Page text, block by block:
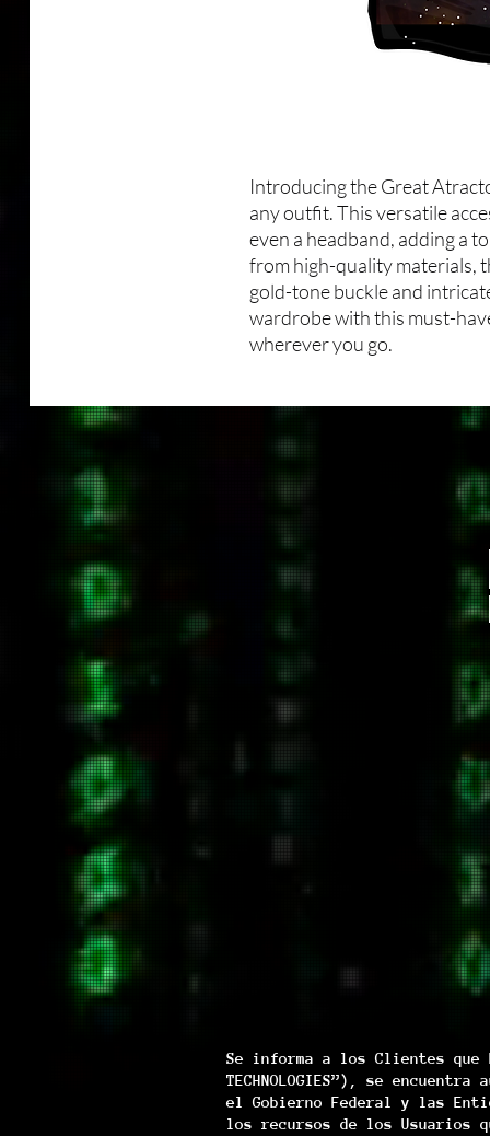
Introducing the Great
any outfit. This versatile
even a headband, adding a
from high-quality materials,
gold-tone buckle and
wardrobe with this must-
wherever you go.
Se informa a los Clientes que
TECHNOLOGIES”), se
el Gobierno Federal y las
los recursos de los Usuarios